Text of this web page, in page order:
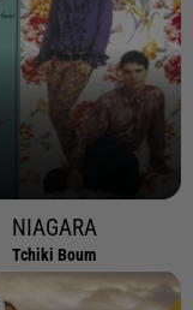
NIAGARA
Tchiki Boum